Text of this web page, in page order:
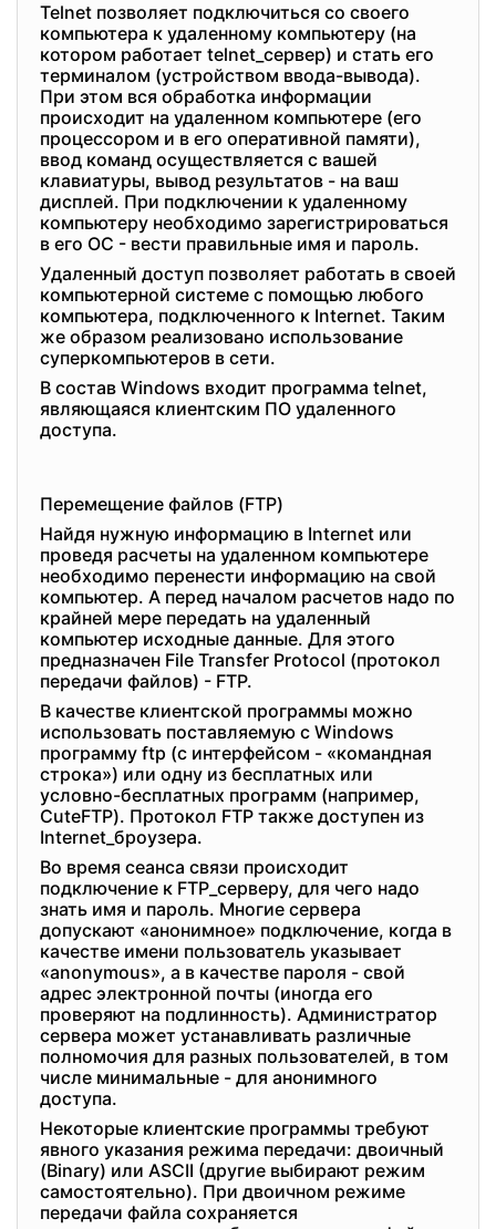
Telnet позволяет подключиться со своего
компьютера к удаленному компьютеру (на
котором работает telnet_сервер) и стать его
терминалом (устройством ввода-вывода).
При этом вся обработка информации
происходит на удаленном компьютере (его
процессором и в его оперативной памяти),
ввод команд осуществляется с вашей
клавиатуры, вывод результатов - на ваш
дисплей. При подключении к удаленному
компьютеру необходимо зарегистрироваться
в его ОС - вести правильные имя и пароль.
Удаленный доступ позволяет работать в своей
компьютерной системе с помощью любого
компьютера, подключенного к Internet. Таким
же образом реализовано использование
суперкомпьютеров в сети.
В состав Windows входит программа telnet,
являющаяся клиентским ПО удаленного
доступа.
Перемещение файлов (FTP)
Найдя нужную информацию в Internet или
проведя расчеты на удаленном компьютере
необходимо перенести информацию на свой
компьютер. А перед началом расчетов надо по
крайней мере передать на удаленный
компьютер исходные данные. Для этого
предназначен File Transfer Protocol (протокол
передачи файлов) - FTP.
В качестве клиентской программы можно
использовать поставляемую с Windows
программу ftp (с интерфейсом - «командная
строка») или одну из бесплатных или
условно-бесплатных программ (например,
CuteFTP). Протокол FTP также доступен из
Internet_броузера.
Во время сеанса связи происходит
подключение к FTP_серверу, для чего надо
знать имя и пароль. Многие сервера
допускают «анонимное» подключение, когда в
качестве имени пользователь указывает
«anonymous», а в качестве пароля - свой
адрес электронной почты (иногда его
проверяют на подлинность). Администратор
сервера может устанавливать различные
полномочия для разных пользователей, в том
числе минимальные - для анонимного
доступа.
Некоторые клиентские программы требуют
явного указания режима передачи: двоичный
(Binary) или ASCII (другие выбирают режим
самостоятельно). При двоичном режиме
передачи файла сохраняется